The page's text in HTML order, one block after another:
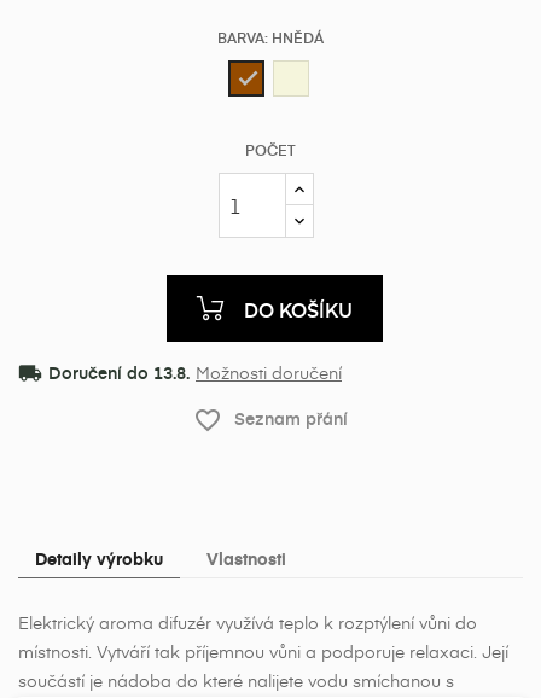
BARVA: HNĚDÁ
Hnědá
POČET
DO KOŠÍKU
local_shipping Doručení do 13.8. Možnosti doručení
favorite_border Seznam přání
Detaily výrobku Vlastnosti
Elektrický aroma difuzér využívá teplo k rozptýlení vůni do
místnosti. Vytváří tak příjemnou vůni a podporuje relaxaci. Její
součástí je nádoba do které nalijete vodu smíchanou s
Vytvořit seznam přání ×
Přihlásit se ×